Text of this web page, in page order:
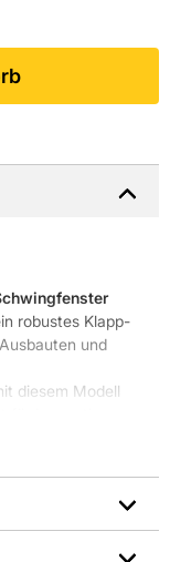
robustes Klapp-
und
diesem Modell
für innovative